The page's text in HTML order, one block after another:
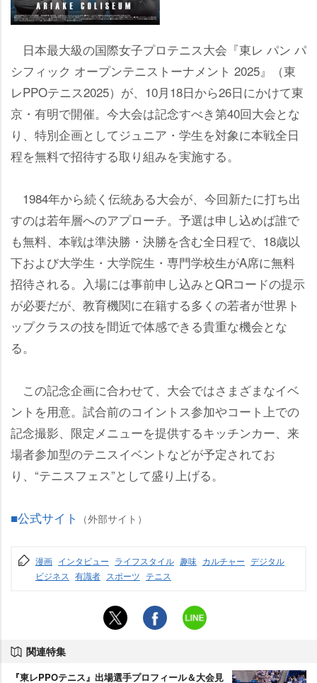
日本最大級の国際女子プロテニス大会『東レ パン パ
シフィック オープンテニストーナメント 2025』（東
レPPOテニス2025）が、10月18日から26日にかけて東
京・有明で開催。今大会は記念すべき第40回大会とな
り、特別企画としてジュニア・学生を対象に本戦全日
程を無料で招待する取り組みを実施する。
1984年から続く伝統ある大会が、今回新たに打ち出
すのは若年層へのアプローチ。予選は申し込めば誰で
も無料、本戦は準決勝・決勝を含む全日程で、18歳以
下および大学生・大学院生・専門学校生がA席に無料
招待される。入場には事前申し込みとQRコードの提示
が必要だが、教育機関に在籍する多くの若者が世界ト
ップクラスの技を間近で体感できる貴重な機会とな
る。
この記念企画に合わせて、大会ではさまざまなイベ
ントを用意。試合前のコイントス参加やコート上での
記念撮影、限定メニューを提供するキッチンカー、来
場者参加型のテニスイベントなどが予定されてお
り、“テニスフェス”として盛り上げる。
■公式サイト （外部サイト）
漫画 インタビュー ライフスタイル 趣味 カルチャー デジタル
ビジネス 有識者 スポーツ テニス
関連特集
『東レPPOテニス』出場選手プロフィール＆大会見